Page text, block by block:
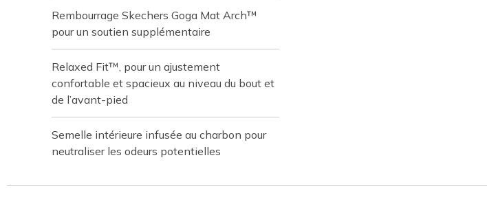
Rembourrage Skechers Goga Mat Arch™
pour un soutien supplémentaire
Relaxed Fit™, pour un ajustement
confortable et spacieux au niveau du bout et
de l’avant-pied
Semelle intérieure infusée au charbon pour
neutraliser les odeurs potentielles